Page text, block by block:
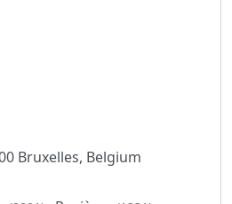
Bruxelles, Belgium